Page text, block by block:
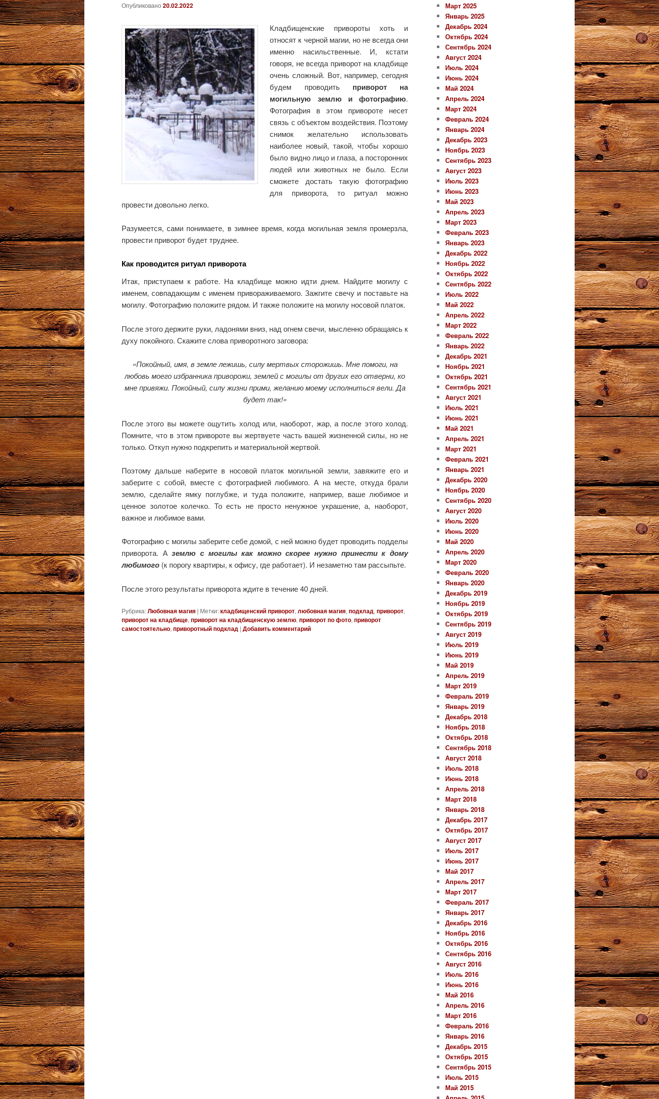
Опубликовано 20.02.2022
Кладбищенские привороты хоть и
относят к черной магии, но не всегда они
именно насильственные. И, кстати
говоря, не всегда приворот на кладбище
очень сложный. Вот, например, сегодня
будем проводить приворот на
могильную землю и фотографию.
Фотография в этом привороте несет
связь с объектом воздействия. Поэтому
снимок желательно использовать
наиболее новый, такой, чтобы хорошо
было видно лицо и глаза, а посторонних
людей или животных не было. Если
сможете достать такую фотографию
для приворота, то ритуал можно
провести довольно легко.
Разумеется, сами понимаете, в зимнее время, когда могильная земля промерзла,
провести приворот будет труднее.
Как проводится ритуал приворота
Итак, приступаем к работе. На кладбище можно идти днем. Найдите могилу с
именем, совпадающим с именем привораживаемого. Зажгите свечу и поставьте на
могилу. Фотографию положите рядом. И также положите на могилу носовой платок.
После этого держите руки, ладонями вниз, над огнем свечи, мысленно обращаясь к
духу покойного. Скажите слова приворотного заговора:
«Покойный, имя, в земле лежишь, силу мертвых сторожишь. Мне помоги, на
любовь моего избранника приворожи, землей с могилы от других его отверни, ко
мне привяжи. Покойный, силу жизни прими, желанию моему исполниться вели. Да
будет так!»
После этого вы можете ощутить холод или, наоборот, жар, а после этого холод.
Помните, что в этом привороте вы жертвуете часть вашей жизненной силы, но не
только. Откуп нужно подкрепить и материальной жертвой.
Поэтому дальше наберите в носовой платок могильной земли, завяжите его и
заберите с собой, вместе с фотографией любимого. А на месте, откуда брали
землю, сделайте ямку поглубже, и туда положите, например, ваше любимое и
ценное золотое колечко. То есть не просто ненужное украшение, а, наоборот,
важное и любимое вами.
Фотографию с могилы заберите себе домой, с ней можно будет проводить подделы
приворота. Аземлю с могилы как можно скорее нужно принести к дому
любимого (к порогу квартиры, к офису, где работает). И незаметно там рассыпьте.
После этого результаты приворота ждите в течение 40 дней.
Рубрика:Любовная магия | Метки:кладбищенский приворот, любовная магия, подклад, приворот,
приворот на кладбище, приворот на кладбищенскую землю, приворот по фото, приворот
самостоятельно, приворотный подклад | Добавить комментарий
Март 2025
Январь 2025
Декабрь 2024
Октябрь 2024
Сентябрь 2024
Август 2024
Июль 2024
Июнь 2024
Май 2024
Апрель 2024
Март 2024
Февраль 2024
Январь 2024
Декабрь 2023
Ноябрь 2023
Сентябрь 2023
Август 2023
Июль 2023
Июнь 2023
Май 2023
Апрель 2023
Март 2023
Февраль 2023
Январь 2023
Декабрь 2022
Ноябрь 2022
Октябрь 2022
Сентябрь 2022
Июль 2022
Май 2022
Апрель 2022
Март 2022
Февраль 2022
Январь 2022
Декабрь 2021
Ноябрь 2021
Октябрь 2021
Сентябрь 2021
Август 2021
Июль 2021
Июнь 2021
Май 2021
Апрель 2021
Март 2021
Февраль 2021
Январь 2021
Декабрь 2020
Ноябрь 2020
Сентябрь 2020
Август 2020
Июль 2020
Июнь 2020
Май 2020
Апрель 2020
Март 2020
Февраль 2020
Январь 2020
Декабрь 2019
Ноябрь 2019
Октябрь 2019
Сентябрь 2019
Август 2019
Июль 2019
Июнь 2019
Май 2019
Апрель 2019
Март 2019
Февраль 2019
Январь 2019
Декабрь 2018
Ноябрь 2018
Октябрь 2018
Сентябрь 2018
Август 2018
Июль 2018
Июнь 2018
Апрель 2018
Март 2018
Январь 2018
Декабрь 2017
Октябрь 2017
Август 2017
Июль 2017
Июнь 2017
Май 2017
Апрель 2017
Март 2017
Февраль 2017
Январь 2017
Декабрь 2016
Ноябрь 2016
Октябрь 2016
Сентябрь 2016
Август 2016
Июль 2016
Июнь 2016
Май 2016
Апрель 2016
Март 2016
Февраль 2016
Январь 2016
Декабрь 2015
Октябрь 2015
Сентябрь 2015
Июль 2015
Май 2015